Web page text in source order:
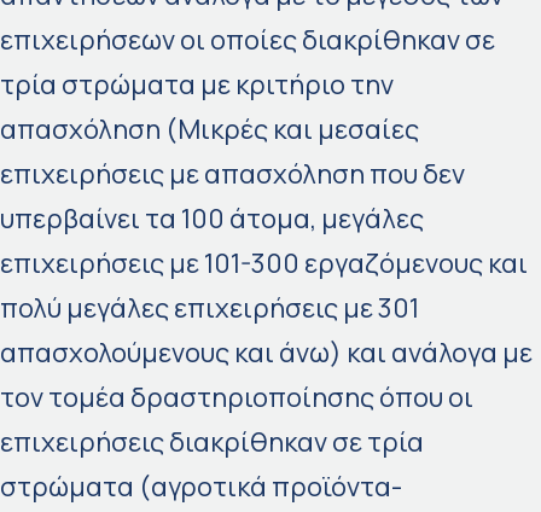
επιχειρήσεων οι οποίες διακρίθηκαν σε
τρία στρώματα με κριτήριο την
απασχόληση (Μικρές και μεσαίες
επιχειρήσεις με απασχόληση που δεν
υπερβαίνει τα 100 άτομα, μεγάλες
επιχειρήσεις με 101-300 εργαζόμενους και
πολύ μεγάλες επιχειρήσεις με 301
απασχολούμενους και άνω) και ανάλογα με
τον τομέα δραστηριοποίησης όπου οι
επιχειρήσεις διακρίθηκαν σε τρία
στρώματα (αγροτικά προϊόντα-